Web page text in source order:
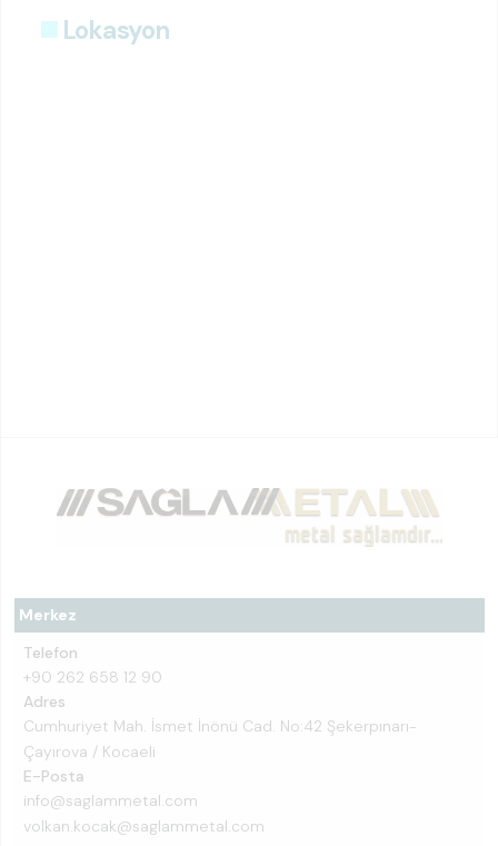
Merkez
Telefon
+90 262 658 12 90
Adres
Cumhuriyet Mah. İsmet İnönü Cad. No:42 Şekerpınarı-
Çayırova / Kocaeli
E-Posta
info@saglammetal.com
volkan.kocak@saglammetal.com
Lokasyon